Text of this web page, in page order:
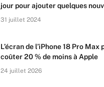
jour pour ajouter quelques
31 juillet 2024
L’écran de l’iPhone 18 Pro Max
coûter 20 % de moins à Apple
24 juillet 2026